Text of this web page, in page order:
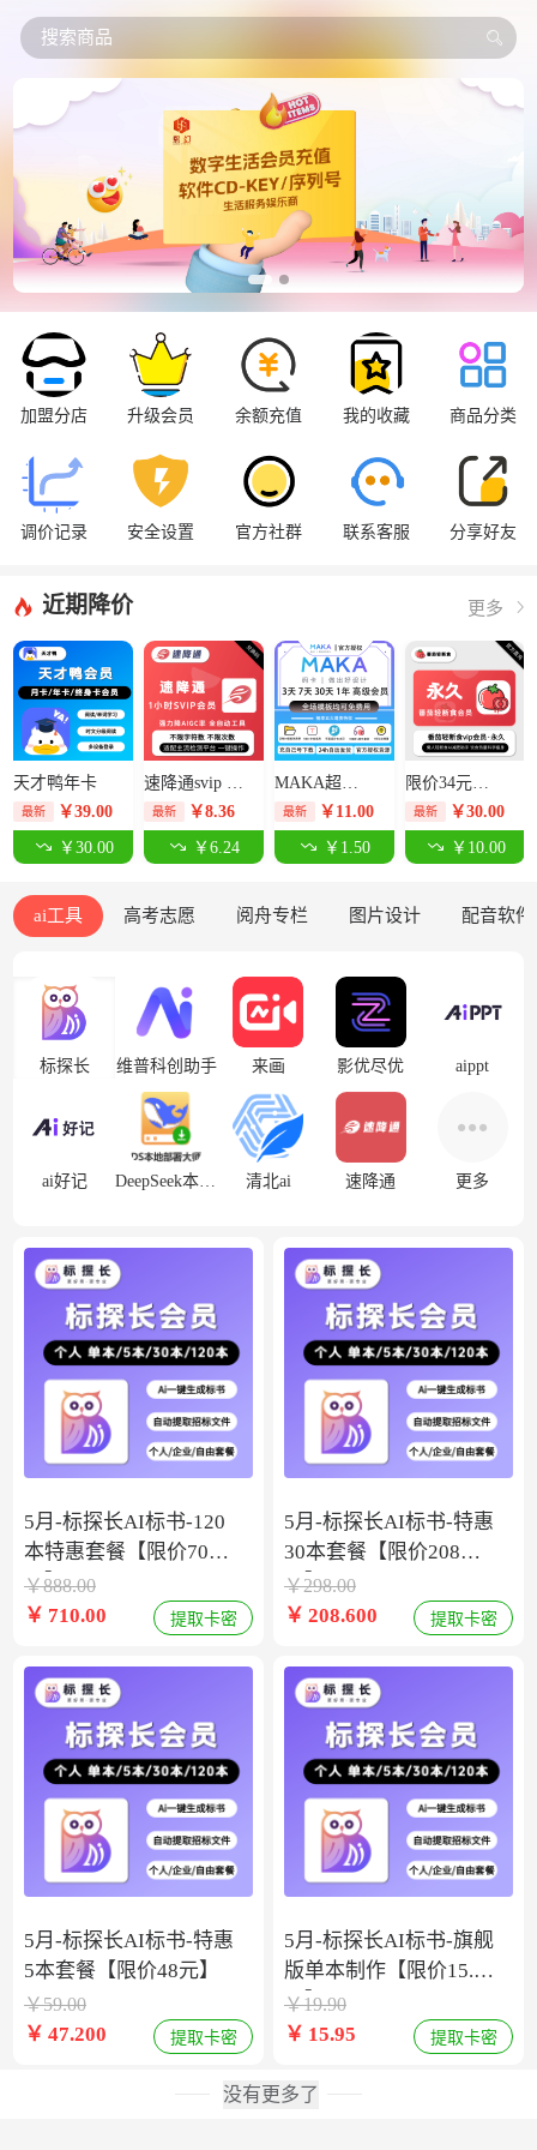
搜索商品
加盟分店 升级会员 余额充值 我的收藏 商品分类
调价记录 安全设置 官方社群 联系客服 分享好友
近期降价 更多
天才鸭年卡
最新 ￥39.00
￥30.00
速降通svip 1小时卡【限价14元】
最新 ￥8.36
￥6.24
MAKA超级会员3天-限价12.5元
最新 ￥ 11.00
￥1.50
限价34元番茄轻断食永久卡
最新 ￥30.00
￥10.00
ai工具 高考志愿 阅舟专栏 图片设计 配音软件
标探长 维普科创助手 来画 影优尽优 aippt
ai好记 DeepSeek本地部署 清北ai 速降通 更多
5月-标探长AI标书-120
本特惠套餐【限价708
元】
￥888.00
￥ 710.00 提取卡密
5月-标探长AI标书-特惠
5本套餐【限价48元】
￥59.00
￥ 47.200 提取卡密
5月-标探长AI标书-特惠
30本套餐【限价208
元】
￥298.00
￥ 208.600 提取卡密
5月-标探长AI标书-旗舰
版单本制作【限价15.9
元】
￥19.90
￥ 15.95 提取卡密
没有更多了